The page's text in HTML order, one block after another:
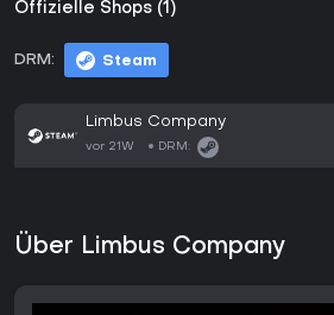
Offizielle Shops (1)
DRM: Steam
Limbus Company
vor 21W DRM:
Über Limbus Company